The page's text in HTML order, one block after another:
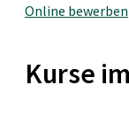
Online bewerben
Kurse